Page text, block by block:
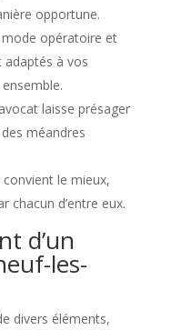
opportune.
opératoire et
à vos
laisse présager
méandres
convient le mieux,
chacun d’entre eux.
d’un
les-
divers éléments,